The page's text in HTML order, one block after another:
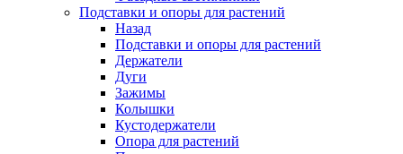
Подставки и опоры для растений
Назад
Подставки и опоры для растений
Держатели
Дуги
Зажимы
Колышки
Кустодержатели
Опора для растений